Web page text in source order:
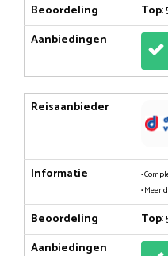
Beoordeling Top:
Aanbiedingen
Reisaanbieder
Informatie
•
• Meer
Beoordeling Top:
Aanbiedingen